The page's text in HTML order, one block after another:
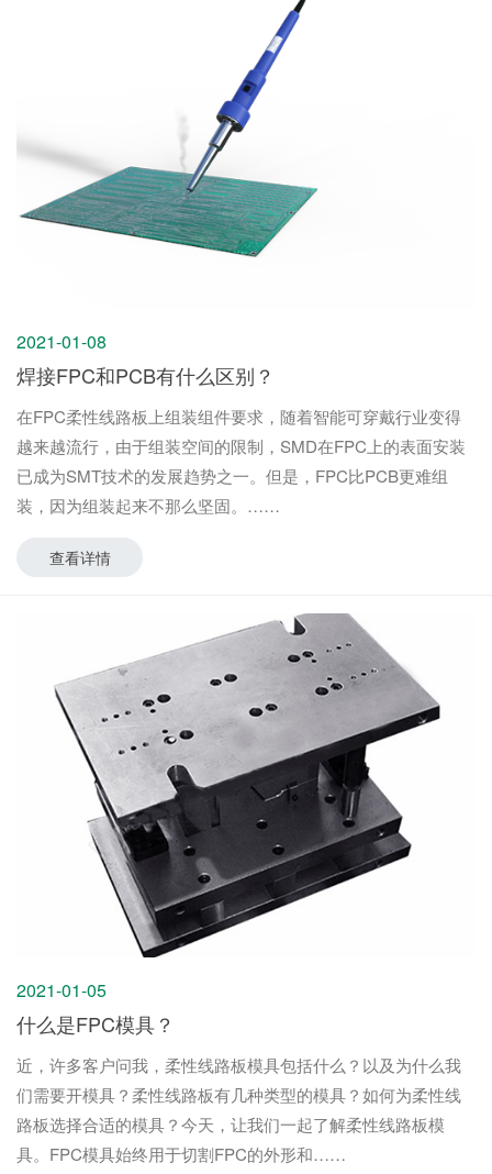
2021-01-08
焊接FPC和PCB有什么区别？
在FPC柔性线路板上组装组件要求，随着智能可穿戴行业变得
越来越流行，由于组装空间的限制，SMD在FPC上的表面安装
已成为SMT技术的发展趋势之一。但是，FPC比PCB更难组
装，因为组装起来不那么坚固。
查看详情
2021-01-05
什么是FPC模具？
近，许多客户问我，柔性线路板模具包括什么？以及为什么我
们需要开模具？柔性线路板有几种类型的模具？如何为柔性线
路板选择合适的模具？今天，让我们一起了解柔性线路板模
具。FPC模具始终用于切割FPC的外形和